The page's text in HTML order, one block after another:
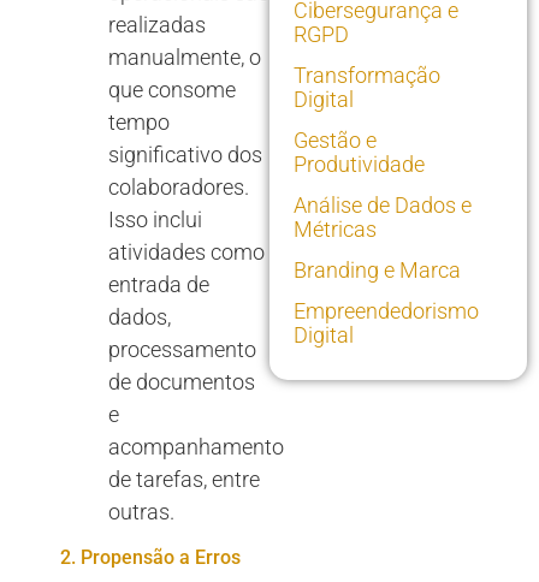
realizadas
manualmente, o
que consome
tempo
significativo dos
colaboradores.
Isso inclui
atividades como
entrada de
dados,
processamento
de documentos
e
acompanhamento
de tarefas, entre
outras.
2. Propensão a Erros
Cibersegurança e
RGPD
Transformação
Digital
Gestão e
Produtividade
Análise de Dados e
Métricas
Branding e Marca
Empreendedorismo
Digital